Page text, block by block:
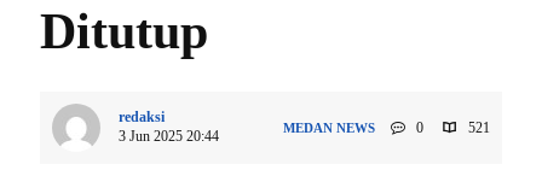
Ditutup
redaksi
3 Jun 2025 20:44
MEDAN NEWS 0 521